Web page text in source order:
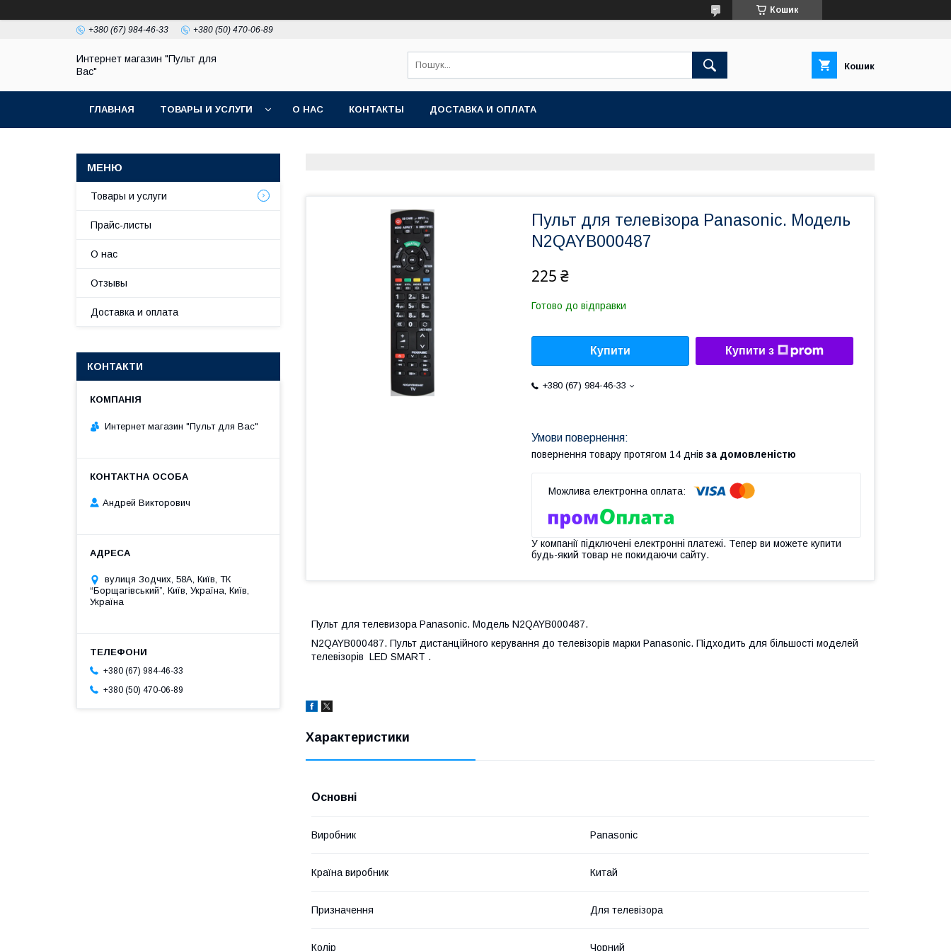
Кошик
+380 (67) 984-46-33 +380 (50) 470-06-89
Интернет магазин "Пульт для
Вас"
Кошик
ГЛАВНАЯ ТОВАРЫ И УСЛУГИ О НАС КОНТАКТЫ ДОСТАВКА И ОПЛАТА
Пульт для телевізора Panasonic. Модель
N2QAYB000487
225 ₴
Готово до відправки
Купити Купити з
+380 (67) 984-46-33
повернення товару протягом 14 днів за домовленістю
У компанії підключені електронні платежі. Тепер ви можете купити
будь-який товар не покидаючи сайту.
Пульт для телевизора Panasonic. Модель N2QAYB000487.
N2QAYB000487. Пульт дистанційного керування до телевізорів марки Panasonic. Підходить для більшості моделей
телевізорів LED SMART .
Характеристики
Основні
Виробник Panasonic
Країна виробник Китай
Призначення Для телевізора
Колір Чорний
Товары и услуги
Прайс-листы
О нас
Отзывы
Доставка и оплата
КОНТАКТИ
Интернет магазин "Пульт для Вас"
Андрей Викторович
вулиця Зодчих, 58А, Київ, ТК
“Борщагівський”, Київ, Україна, Київ,
Україна
+380 (67) 984-46-33
+380 (50) 470-06-89